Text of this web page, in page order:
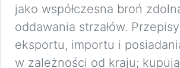
jako współczesna broń
oddawania strzałów.
eksportu, importu i
w zależności od kraju;